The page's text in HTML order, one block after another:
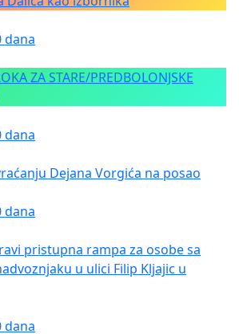
dana
ZA STARE/PREDBOLONJSKE
dana
Dejana Vorgića na posao
dana
pristupna rampa za osobe sa
u ulici Filip Kljajic u
dana